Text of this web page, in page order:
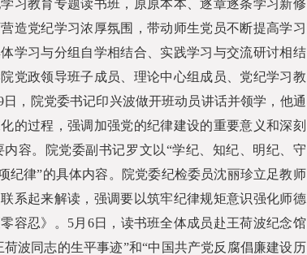
习教育专题读书班，原原本本、逐章逐条学习新修
造党纪学习浓厚氛围，带动师生党员不断提高学习
学习与分组自学相结合、实践学习与交流研讨相结
党政领导班子成员、理论中心组成员、党纪学习教
日，院党委书记印兴波做开班动员讲话并领学，他通
的过程，强调加强党的纪律建设的重要意义和深刻
容。院党委副书记罗文以“学纪、知纪、明纪、守
纪律”的具体内容。院党委纪检委员沈丽珍立足教师
系起来解读，强调要以筑牢纪律规矩意识强化师德
容忍》。 5月 6日，读书班全体成员赴王荷波纪念馆
波同志的生平事迹”和“中国共产党反腐倡廉建设历